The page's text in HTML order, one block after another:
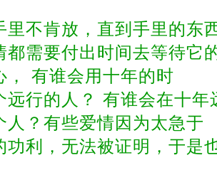
里不肯放，直到手里的东
都需要付出时间去等待它
， 有谁会用十年的时
远行的人？ 有谁会在十
人？有些爱情因为太急于
功利，无法被证明，于是